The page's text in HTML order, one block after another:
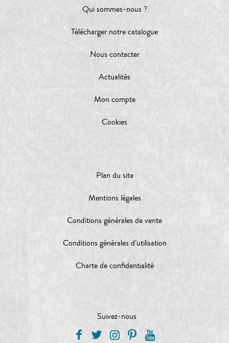
Qui sommes-nous ?
Télécharger notre catalogue
Nous contacter
Actualités
Mon compte
Cookies
Plan du site
Mentions légales
Conditions générales de vente
Conditions générales d’utilisation
Charte de confidentialité
Suivez-nous